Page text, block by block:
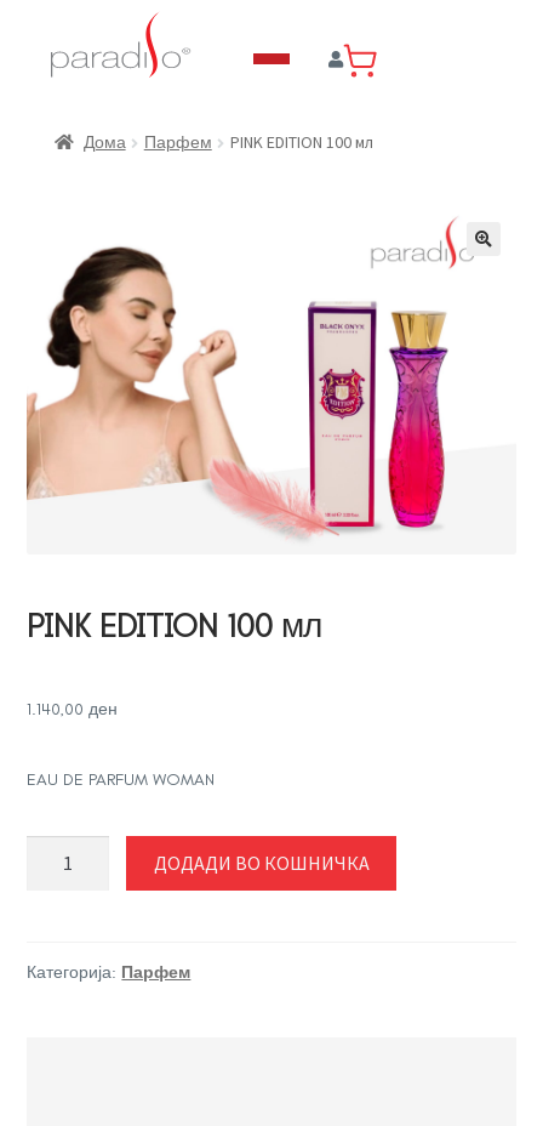
Дома Парфем PINK EDITION 100 мл
PINK EDITION 100 мл
1.140,00ден
EAU DE PARFUM WOMAN
количина
ДОДАДИ ВО КОШНИЧКА
Категорија: Парфем